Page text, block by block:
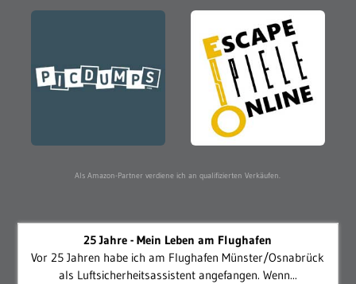
Als Amazon-Partner verdiene ich an qualifizierten Verkäufen.
25 Jahre - Mein Leben am Flughafen
Vor 25 Jahren habe ich am Flughafen Münster/Osnabrück
als Luftsicherheitsassistent angefangen. Wenn...